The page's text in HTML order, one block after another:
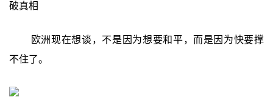
破真相
欧洲现在想谈，不是因为想要和平，而是因为快要撑
不住了。